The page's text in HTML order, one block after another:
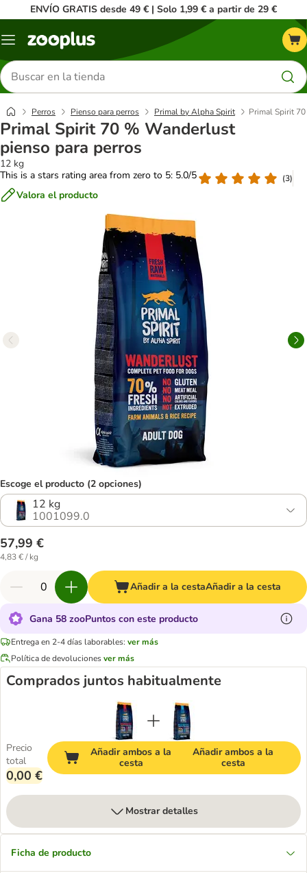
ENVÍO GRATIS desde 49 € | Solo 1,99 € a partir de 29 €
Menú
Buscar
productos
Perros Pienso para perros Primal by Alpha Spirit Primal Spirit
Primal Spirit 70 % Wanderlust
pienso para perros
12 kg
This is a stars rating area from zero to 5: 5.0/5
(3)
Valora el producto
Escoge el producto (2 opciones)
12 kg
1001099.0
57,99 €
4,83 € / kg
Añadir a la cestaAñadir a la cesta
Gana 58 zooPuntos con este producto
Entrega en 2-4 días laborables: ver más
Política de devolucionesver más
Comprados juntos habitualmente
Precio
total
0,00 €
Añadir ambos a la
cesta
Añadir ambos a la
cesta
Mostrar detalles
Ficha de producto